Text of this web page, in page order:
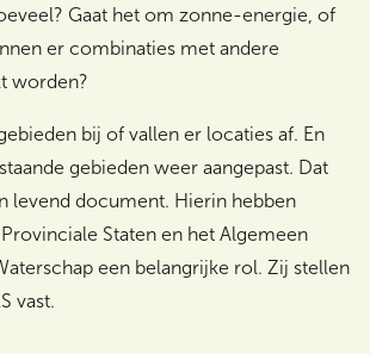
Gaat het om zonne-energie, of
er combinaties met andere
worden?
bij of vallen er locaties af. En
gebieden weer aangepast. Dat
levend document. Hierin hebben
Staten en het Algemeen
een belangrijke rol. Zij stellen
vast.